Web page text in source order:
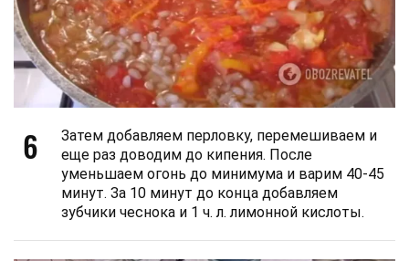
6
Затем добавляем перловку, перемешиваем и
еще раз доводим до кипения. После
уменьшаем огонь до минимума и варим 40-45
минут. За 10 минут до конца добавляем
зубчики чеснока и 1 ч. л. лимонной кислоты.